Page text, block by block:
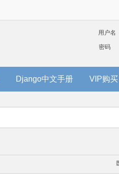
用户名
密码
Django中文手册 VIP购买